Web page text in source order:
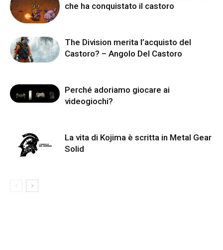
che ha conquistato il castoro
The Division merita l’acquisto del
Castoro? – Angolo Del Castoro
Perché adoriamo giocare ai
videogiochi?
La vita di Kojima è scritta in Metal Gear
Solid